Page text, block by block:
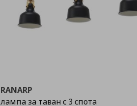
RANARP
лампа за таван с 3 спота